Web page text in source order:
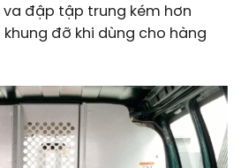
đập tập trung kém hơn
đỡ khi dùng cho hàng